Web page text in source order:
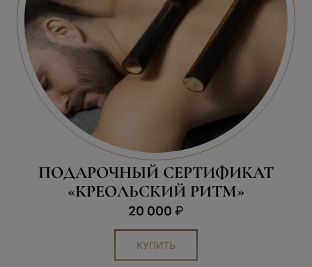
ПОДАРОЧНЫЙ СЕРТИФИКАТ
«КРЕОЛЬСКИЙ РИТМ»
20 000 ₽
КУПИТЬ